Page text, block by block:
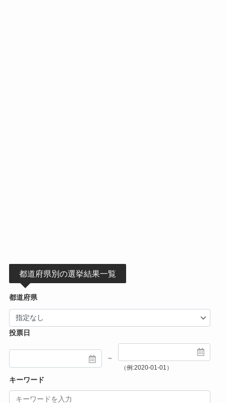
都道府県別の選挙結果一覧
都道府県
投票日
～
（例:2020-01-01）
キーワード